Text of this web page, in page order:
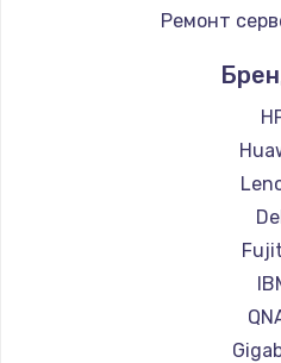
Замена шим-
Замена
600
Ремонт